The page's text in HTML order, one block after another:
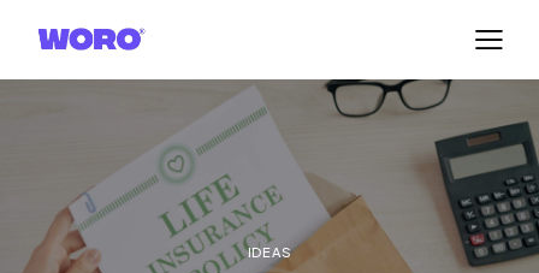
IDEAS